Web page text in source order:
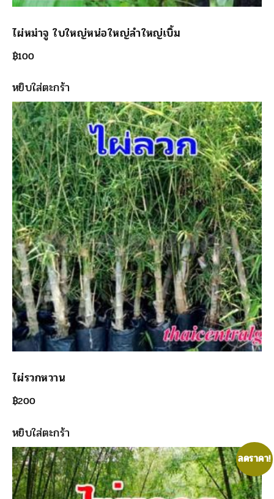
ไผ่หม่าจู ใบใหญ่หน่อใหญ่ลำใหญ่เบิ้ม
฿100
หยิบใส่ตะกร้า
ไผ่รวกหวาน
฿200
หยิบใส่ตะกร้า
ลดราคา!